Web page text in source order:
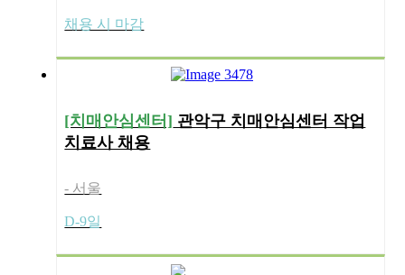
채용 시 마감
[치매안심센터] 관악구 치매안심센터 작업
치료사 채용
- 서울
D-9일